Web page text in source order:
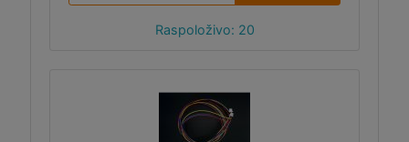
Raspoloživo: 20